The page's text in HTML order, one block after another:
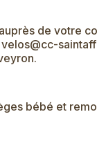
de votre
velos@cc-
bébé et